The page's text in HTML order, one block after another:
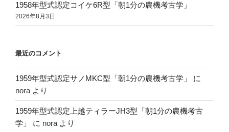
1958年型式認定コイケ6R型「朝1分の農機考古学」
2026年8月3日
最近のコメント
1959年型式認定サノMKC型「朝1分の農機考古学」
に
nora より
1959年型式認定上越ティラーJH3型「朝1分の農機考古
学」
に nora より